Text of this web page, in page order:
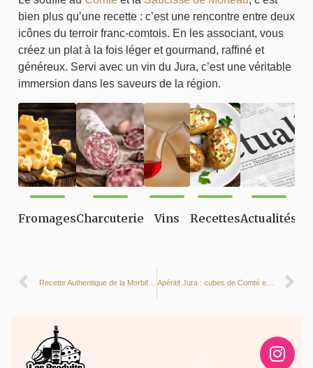
bien plus qu’une recette : c’est une rencontre entre deux
icônes du terroir franc-comtois. En les associant, vous
créez un plat à la fois léger et gourmand, raffiné et
généreux. Servi avec un vin du Jura, c’est une véritable
immersion dans les saveurs de la région.
FromagesCharcuterie Vins RecettesActualités
Apéritif Jura : cubes de Comté et Savagnin, l’accord parfait